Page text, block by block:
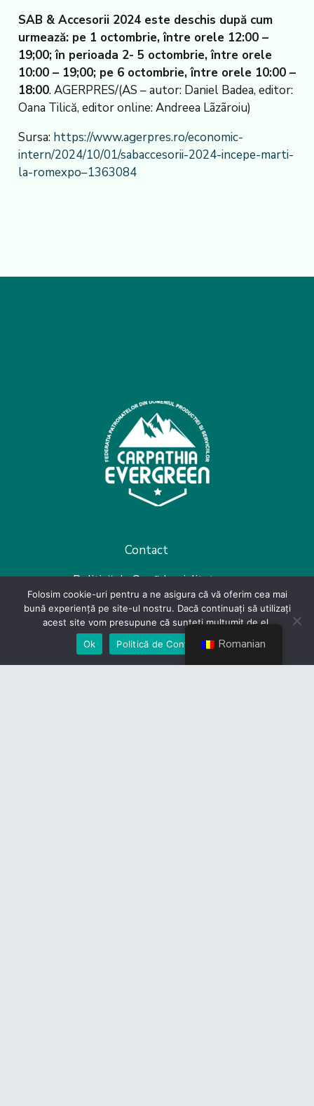
SAB & Accesorii 2024 este deschis după cum
urmează: pe 1 octombrie, între orele 12:00 –
19;00; în perioada 2- 5 octombrie, între orele
10:00 – 19;00; pe 6 octombrie, între orele 10:00 –
18:00. AGERPRES/(AS – autor: Daniel Badea, editor:
Oana Tilică, editor online: Andreea Lãzãroiu)
Sursa: https://www.agerpres.ro/economic-
intern/2024/10/01/sabaccesorii-2024-incepe-marti-
la-romexpo–1363084
Contact
Politică de Confidențialitate
Devino membru
Romanian
Folosim cookie-uri pentru a ne asigura că vă oferim cea mai
bună experiență pe site-ul nostru. Dacă continuați să utilizați
acest site vom presupune că sunteți mulțumit de el.
Ok
Politică de Confidențialiate